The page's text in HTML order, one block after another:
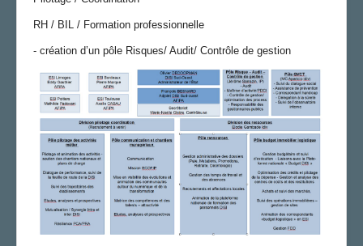
RH / BIL / Formation professionnelle
- création d’un pôle Risques/ Audit/ Contrôle de gestion